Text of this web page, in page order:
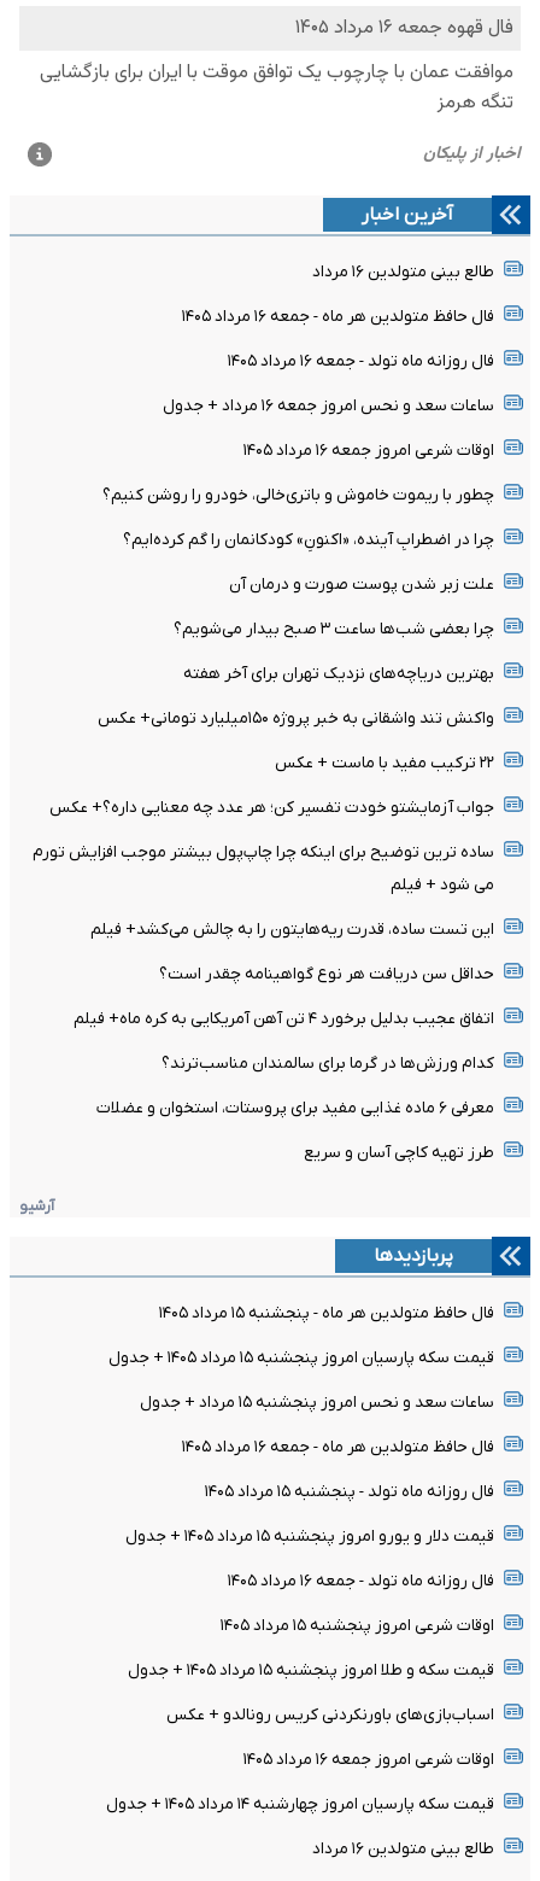
آخرین اخبار
طالع بینی متولدین ۱۶ مرداد
فال حافظ متولدین هر ماه - جمعه ۱۶ مرداد ۱۴۰۵
فال روزانه ماه تولد - جمعه ۱۶ مرداد ۱۴۰۵
ساعات سعد و نحس امروز جمعه ۱۶ مرداد + جدول
اوقات شرعی امروز جمعه ۱۶ مرداد ۱۴۰۵
چطور با ریموت خاموش و باتری‌خالی، خودرو را روشن کنیم؟
چرا در اضطرابِ آینده، «اکنونِ» کودکانمان را گم کرده‌ایم؟
علت زبر شدن پوست صورت و درمان آن
چرا بعضی شب‌ها ساعت ۳ صبح بیدار می‌شویم؟
بهترین دریاچه‌های نزدیک تهران برای آخر هفته
واکنش تند واشقانی به خبر پروژه ۱۵۰میلیارد تومانی+ عکس
۲۲ ترکیب مفید با ماست + عکس
جواب آزمایشتو خودت تفسیر کن؛ هر عدد چه معنایی داره؟+ عکس
ساده ترین توضیح برای اینکه چرا چاپ‌پول بیشتر موجب افزایش تورم
می شود + فیلم
این تست ساده، قدرت ریه‌هایتون را به چالش می‌کشد+ فیلم
حداقل سن دریافت هر نوع گواهینامه چقدر است؟
اتفاق عجیب بدلیل برخورد ۴ تن آهن آمریکایی به کره ماه+ فیلم
کدام ورزش‌ها در گرما برای سالمندان مناسب‌ترند؟
معرفی ۶ ماده غذایی مفید برای پروستات، استخوان و عضلات
طرز تهیه کاچی آسان و سریع
آرشیو
پربازدیدها
فال حافظ متولدین هر ماه - پنجشنبه ۱۵ مرداد ۱۴۰۵
قیمت سکه پارسیان امروز پنجشنبه ۱۵ مرداد ۱۴۰۵ + جدول
ساعات سعد و نحس امروز پنجشنبه ۱۵ مرداد + جدول
فال حافظ متولدین هر ماه - جمعه ۱۶ مرداد ۱۴۰۵
فال روزانه ماه تولد - پنجشنبه ۱۵ مرداد ۱۴۰۵
قیمت دلار و یورو امروز پنجشنبه ۱۵ مرداد ۱۴۰۵ + جدول
فال روزانه ماه تولد - جمعه ۱۶ مرداد ۱۴۰۵
اوقات شرعی امروز پنجشنبه ۱۵ مرداد ۱۴۰۵
قیمت سکه و طلا امروز پنجشنبه ۱۵ مرداد ۱۴۰۵ + جدول
اسباب‌بازی‌های باورنکردنی کریس رونالدو + عکس
اوقات شرعی امروز جمعه ۱۶ مرداد ۱۴۰۵
قیمت سکه پارسیان امروز چهارشنبه ۱۴ مرداد ۱۴۰۵ + جدول
طالع بینی متولدین ۱۶ مرداد